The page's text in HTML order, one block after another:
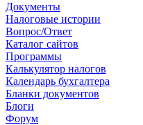
Документы
Налоговые истории
Вопрос/Ответ
Каталог сайтов
Программы
Калькулятор налогов
Календарь бухгалтера
Бланки документов
Блоги
Форум